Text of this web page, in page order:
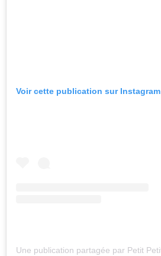
Voir cette publication sur Instagram